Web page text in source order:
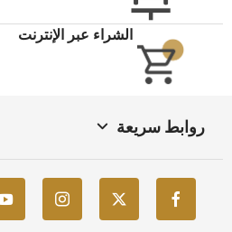
الشراء عبر الإنترنت
روابط سريعة